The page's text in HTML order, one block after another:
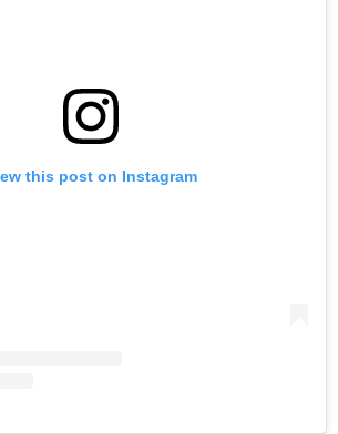
this post on Instagram